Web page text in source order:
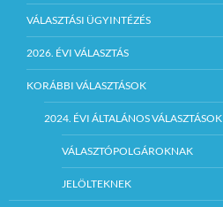
VÁLASZTÁSI ÜGYINTÉZÉS
2026. ÉVI VÁLASZTÁS
KORÁBBI VÁLASZTÁSOK
2024. ÉVI ÁLTALÁNOS VÁLASZTÁSOK
VÁLASZTÓPOLGÁROKNAK
JELÖLTEKNEK